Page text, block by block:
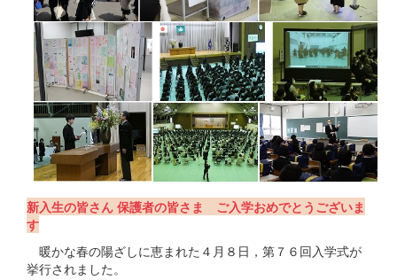
新入生の皆さん 保護者の皆さま ご入学おめでとうございま
す
暖かな春の陽ざしに恵まれた４月８日，第７６回入学式が
挙行されました。